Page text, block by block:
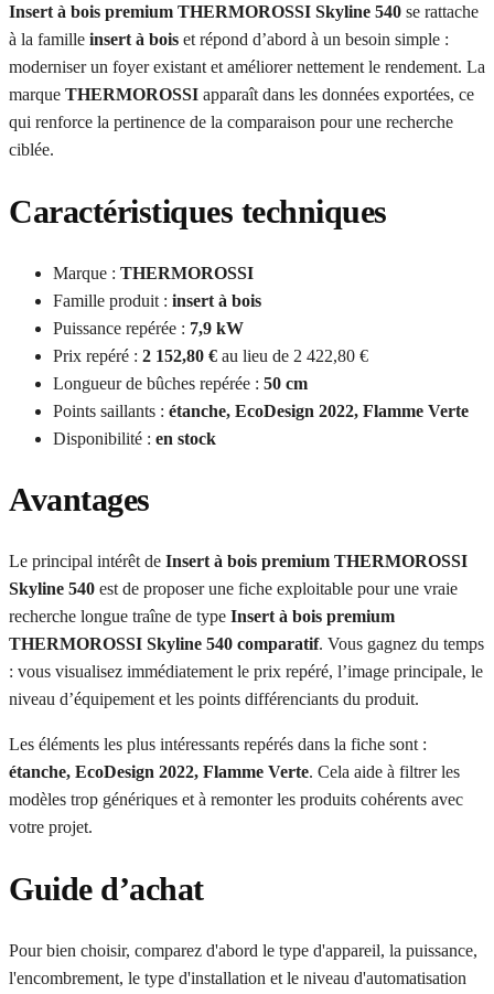
Insert à bois premium THERMOROSSI Skyline 540 se rattache
à la famille insert à bois et répond d’abord à un besoin simple :
moderniser un foyer existant et améliorer nettement le rendement. La
marque THERMOROSSI apparaît dans les données exportées, ce
qui renforce la pertinence de la comparaison pour une recherche
ciblée.
Caractéristiques techniques
Marque : THERMOROSSI
Famille produit : insert à bois
Puissance repérée : 7,9 kW
Prix repéré : 2 152,80 € au lieu de 2 422,80 €
Longueur de bûches repérée : 50 cm
Points saillants : étanche, EcoDesign 2022, Flamme Verte
Disponibilité : en stock
Avantages
Le principal intérêt de Insert à bois premium THERMOROSSI
Skyline 540 est de proposer une fiche exploitable pour une vraie
recherche longue traîne de type Insert à bois premium
THERMOROSSI Skyline 540 comparatif. Vous gagnez du temps
: vous visualisez immédiatement le prix repéré, l’image principale, le
niveau d’équipement et les points différenciants du produit.
Les éléments les plus intéressants repérés dans la fiche sont :
étanche, EcoDesign 2022, Flamme Verte. Cela aide à filtrer les
modèles trop génériques et à remonter les produits cohérents avec
votre projet.
Guide d’achat
Pour bien choisir, comparez d'abord le type d'appareil, la puissance,
l'encombrement, le type d'installation et le niveau d'automatisation